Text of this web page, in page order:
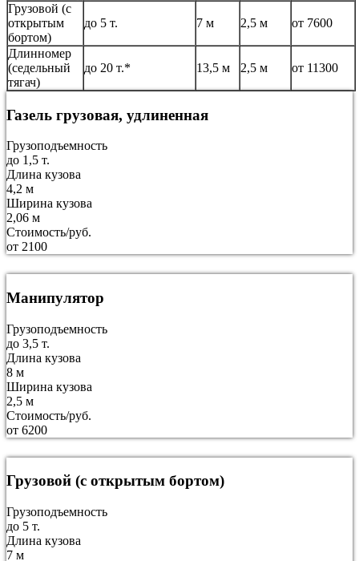
Грузовой (с
открытым
бортом)
до 5 т. 7 м 2,5 м от 7600
Длинномер
(седельный
тягач)
до 20 т.* 13,5 м 2,5 м от 11300
Газель грузовая, удлиненная
Грузоподъемность
до 1,5 т.
Длина кузова
4,2 м
Ширина кузова
2,06 м
Стоимость/руб.
от 2100
Манипулятор
Грузоподъемность
до 3,5 т.
Длина кузова
8 м
Ширина кузова
2,5 м
Стоимость/руб.
от 6200
Грузовой (с открытым бортом)
Грузоподъемность
до 5 т.
Длина кузова
7 м